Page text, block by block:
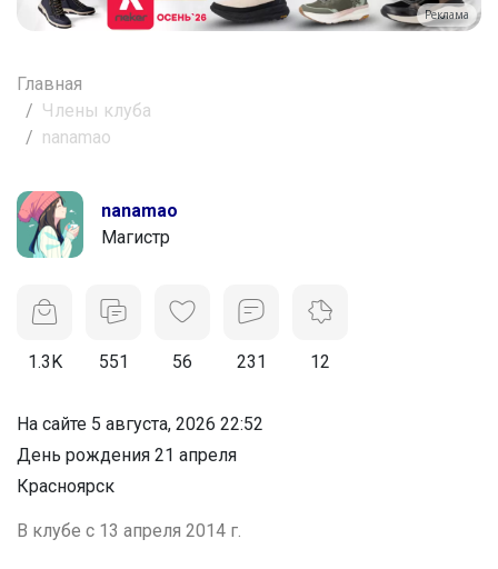
Реклама
Главная
Члены клуба
nanamao
nanamao
Магистр
1.3K 551 56 231 12
На сайте 5 августа, 2026 22:52
День рождения 21 апреля
Красноярск
В клубе с 13 апреля 2014 г.